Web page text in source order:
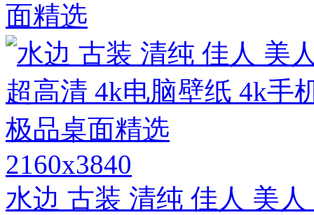
面精选
2160x3840
水边 古装 清纯 佳人 美